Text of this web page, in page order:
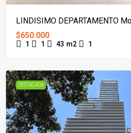
LINDISIMO DEPARTAMENTO
$650.000
1 1 43 m2 1
DESTACADA